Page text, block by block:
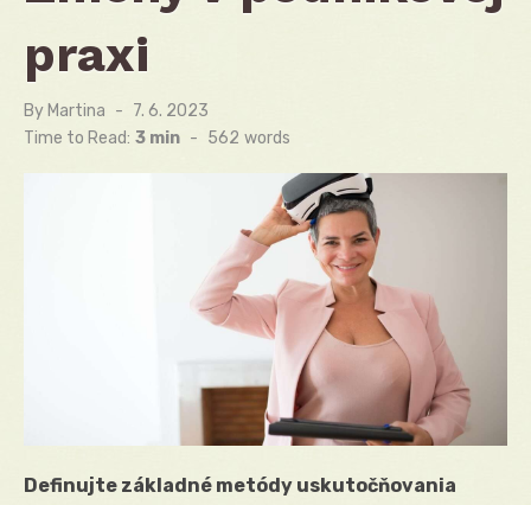
praxi
By Martina
Posted
on
7. 6. 2023
Time to Read: 3 min - 562 words
Definujte základné metódy uskutočňovania